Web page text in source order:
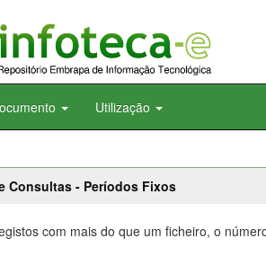
Utilização
Consultas - Períodos Fixos
com mais do que um ficheiro, o